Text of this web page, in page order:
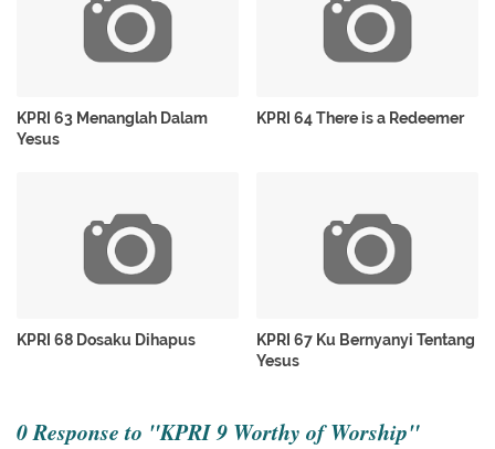
KPRI 63 Menanglah Dalam
Yesus
KPRI 64 There is a Redeemer
KPRI 68 Dosaku Dihapus
KPRI 67 Ku Bernyanyi Tentang
Yesus
0 Response to "KPRI 9 Worthy of Worship"